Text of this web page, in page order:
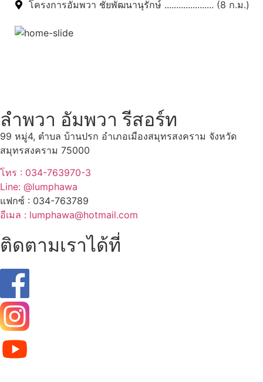
โครงการอัมพวา ชัยพัฒนานุรักษ์ ..................... (8 ก.ม.)
ลำพวา อัมพวา รีสอร์ท
99 หมู่4, ตำบล บ้านปรก อำเภอเมืองสมุทรสงคราม จังหวัด
สมุทรสงคราม 75000
โทร : 034-763970-3
Line: @lumphawa
แฟกซ์ : 034-763789
อีเมล : lumphawa@hotmail.com
ติดตามเราได้ที่